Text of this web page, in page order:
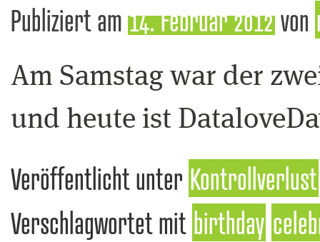
Publiziert am 14. Februar 2012von
Am Samstag war der
und heute ist
Veröffentlicht unter Kontrollverlust
Verschlagwortet mit birthday